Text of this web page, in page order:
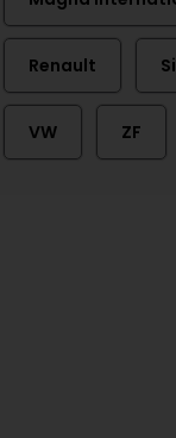
Renault
VW ZF